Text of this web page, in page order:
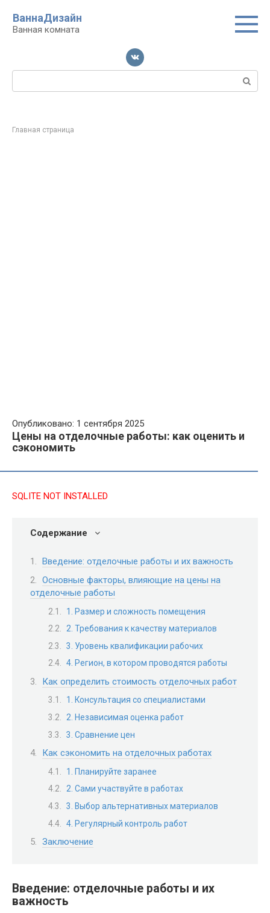
контенту
ВаннаДизайн
Ванная комната
Поиск:
Главная страница
Опубликовано: 1 сентября 2025
Цены на отделочные работы: как оценить и
сэкономить
SQLITE NOT INSTALLED
Содержание
Введение: отделочные работы и их важность
Основные факторы, влияющие на цены на
отделочные работы
1. Размер и сложность помещения
2. Требования к качеству материалов
3. Уровень квалификации рабочих
4. Регион, в котором проводятся работы
Как определить стоимость отделочных работ
1. Консультация со специалистами
2. Независимая оценка работ
3. Сравнение цен
Как сэкономить на отделочных работах
1. Планируйте заранее
2. Сами участвуйте в работах
3. Выбор альтернативных материалов
4. Регулярный контроль работ
Заключение
Введение: отделочные работы и их
важность